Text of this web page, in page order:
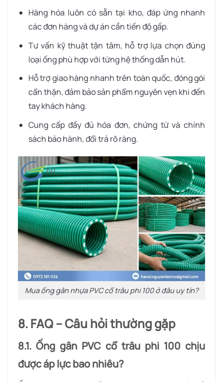
Hàng hóa luôn có sẵn tại kho, đáp ứng nhanh
các đơn hàng và dự án cần tiến độ gấp.
Tư vấn kỹ thuật tận tâm, hỗ trợ lựa chọn đúng
loại ống phù hợp với từng hệ thống dẫn hút.
Hỗ trợ giao hàng nhanh trên toàn quốc, đóng gói
cẩn thận, đảm bảo sản phẩm nguyên vẹn khi đến
tay khách hàng.
Cung cấp đầy đủ hóa đơn, chứng từ và chính
sách bảo hành, đổi trả rõ ràng.
Mua ống gân nhựa PVC cổ trâu phi 100 ở đâu uy tín?
8. FAQ – Câu hỏi thường gặp
8.1. Ống gân PVC cổ trâu phi 100 chịu
được áp lực bao nhiêu?